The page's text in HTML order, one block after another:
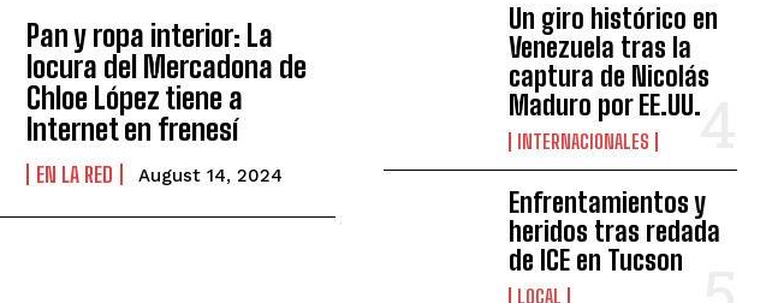
Pan y ropa interior: La
locura del Mercadona de
Chloe López tiene a
Internet en frenesí
EN LA RED August 14, 2024
Un giro histórico en
Venezuela tras la
captura de Nicolás
Maduro por EE.UU.
INTERNACIONALES
Enfrentamientos y
heridos tras redada
de ICE en Tucson
LOCAL